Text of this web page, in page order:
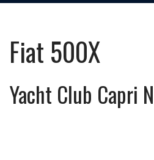
Fiat 500X
Yacht Club Capri